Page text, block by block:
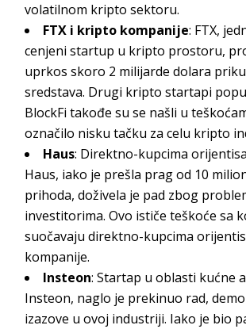
volatilnom kripto sektoru.
FTX i kripto kompanije: FTX,
cenjeni startup u kripto prostoru,
uprkos skoro 2 milijarde dolara
sredstava. Drugi kripto startapi
BlockFi takođe su se našli u
označilo nisku tačku za celu kripto
Haus: Direktno-kupcima
Haus, iako je prešla prag od 10
prihoda, doživela je pad zbog
investitorima. Ovo ističe teškoće sa
suočavaju direktno-kupcima
kompanije.
Insteon: Startap u oblasti kućne
Insteon, naglo je prekinuo rad,
izazove u ovoj industriji. Iako je bio